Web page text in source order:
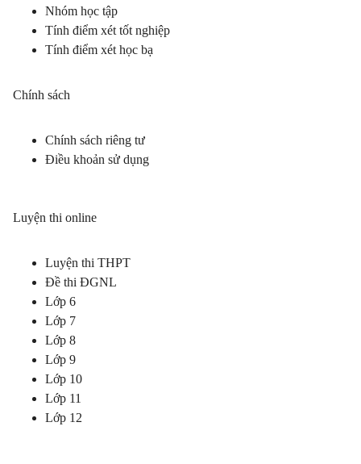
Nhóm học tập
Tính điểm xét tốt nghiệp
Tính điểm xét học bạ
Chính sách
Chính sách riêng tư
Điều khoản sử dụng
Luyện thi online
Luyện thi THPT
Đề thi ĐGNL
Lớp 6
Lớp 7
Lớp 8
Lớp 9
Lớp 10
Lớp 11
Lớp 12